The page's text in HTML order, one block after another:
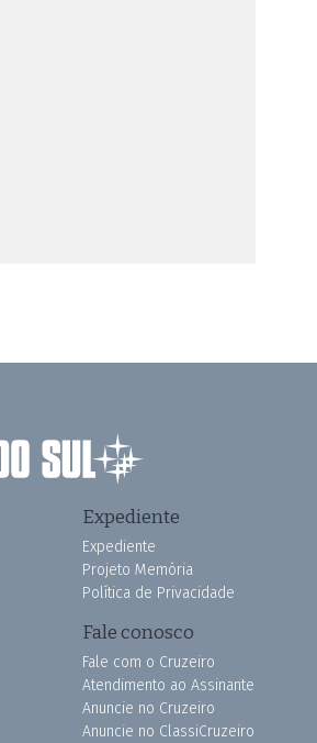
Expediente
Expediente
Projeto Memória
Política de Privacidade
Fale conosco
Fale com o Cruzeiro
Atendimento ao Assinante
Anuncie no Cruzeiro
Anuncie no ClassiCruzeiro